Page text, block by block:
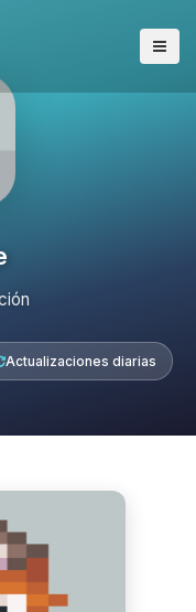
Actualizaciones diarias